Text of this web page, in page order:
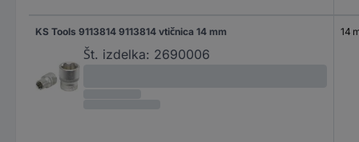
KS Tools 9113814 9113814 vtičnica 14 mm
Št. izdelka: 2690006
14